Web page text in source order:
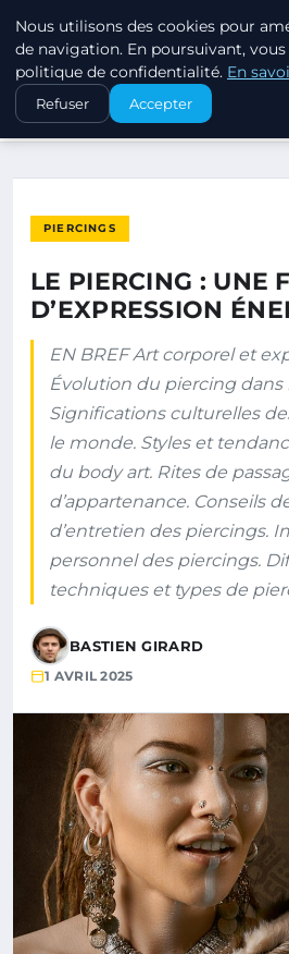
PIERCINGS ET
ACCUEIL
PIERCINGS
LE PIERCING : UNE FORME
PIERCINGS
LE PIERCING : UNE
D’EXPRESSION
EN BREF Art corporel et
Évolution du piercing dans
Significations culturelles
le monde. Styles et
du body art. Rites de
d’appartenance. Conseils
d’entretien des piercings.
personnel des piercings.
techniques et types de
BASTIEN GIRARD
1 AVRIL 2025
Nous utilisons des cookies pour
de navigation. En poursuivant,
politique de confidentialité. En
Refuser Accepter